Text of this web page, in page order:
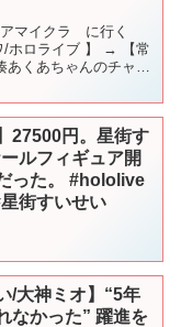
アマイクラ に行く
/ホロライブ 】 → 【常
くあちゃんのチャン
27500円。星街す
ルフィギュア開
った。 #hololive
街すいせい
/大神ミオ】“5年
なかった” 躍進を